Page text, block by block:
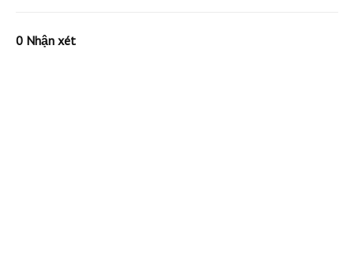
0 Nhận xét